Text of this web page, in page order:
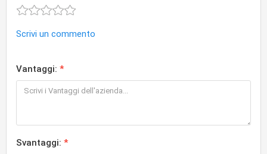
Scrivi un commento
Vantaggi:
Svantaggi: